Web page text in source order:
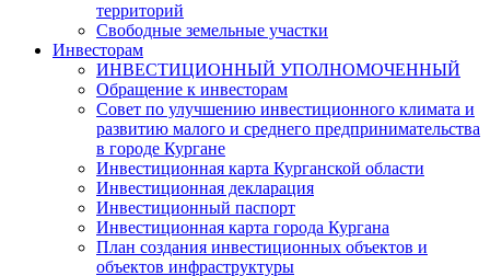
территорий
Свободные земельные участки
Инвесторам
ИНВЕСТИЦИОННЫЙ УПОЛНОМОЧЕННЫЙ
Обращение к инвесторам
Совет по улучшению инвестиционного климата и
развитию малого и среднего предпринимательства
в городе Кургане
Инвестиционная карта Курганской области
Инвестиционная декларация
Инвестиционный паспорт
Инвестиционная карта города Кургана
План создания инвестиционных объектов и
объектов инфраструктуры